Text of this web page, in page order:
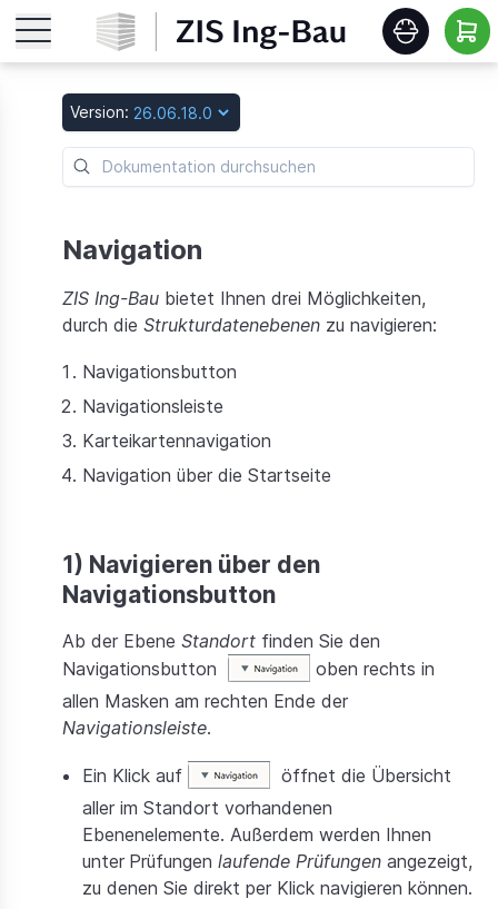
Startseite
Features
Release Notes
Schulungen
Download
Dokumentation
Version:
Navigation
ZIS Ing-Bau bietet Ihnen drei Möglichkeiten,
durch die Strukturdatenebenen zu navigieren:
Navigationsbutton
Navigationsleiste
Karteikartennavigation
Navigation über die Startseite
1) Navigieren über den
Navigationsbutton
Ab der Ebene Standort finden Sie den
Navigationsbutton
oben rechts in
allen Masken am rechten Ende der
Navigationsleiste.
Ein Klick auf
öffnet die Übersicht
aller im Standort vorhandenen
Ebenenelemente. Außerdem werden Ihnen
unter Prüfungen laufende Prüfungenangezeigt,
zu denen Sie direkt per Klick navigieren können.